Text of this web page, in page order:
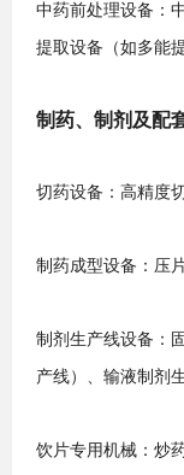
中药前处理设备：
提取设备（如多能
制药、制剂及配
切药设备：高精度
制药成型设备：压
制剂生产线设备：
产线）、输液制剂
饮片专用机械：炒